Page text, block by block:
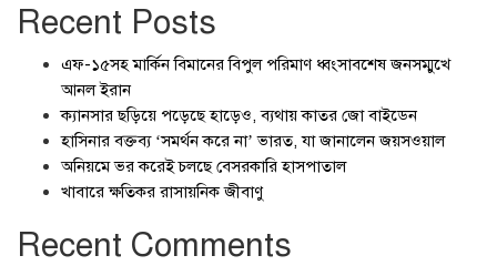
Recent Posts
এফ-১৫সহ মার্কিন বিমানের বিপুল পরিমাণ ধ্বংসাবশেষ জনসম্মুখে
আনল ইরান
ক্যানসার ছড়িয়ে পড়েছে হাড়েও, ব্যথায় কাতর জো বাইডেন
হাসিনার বক্তব্য ‘সমর্থন করে না’ ভারত, যা জানালেন জয়সওয়াল
অনিয়মে ভর করেই চলছে বেসরকারি হাসপাতাল
খাবারে ক্ষতিকর রাসায়নিক জীবাণু
Recent Comments